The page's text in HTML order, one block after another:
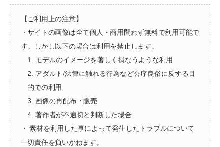
【ご利用上の注意】
・サイトの画像は全て個人・商用問わず無料で利用可能で
す。しかし以下の場合は利用を禁止します。
1. モデルのイメージを著しく損なうような利用
2. アダルト/法律に触れる行為など公序良俗に反する目
的での利用
3. 画像の再配布・販売
4. 著作者が不適切と判断した場合
・ 素材を利用した事によって発生したトラブルについて
一切責任を負いかねます。